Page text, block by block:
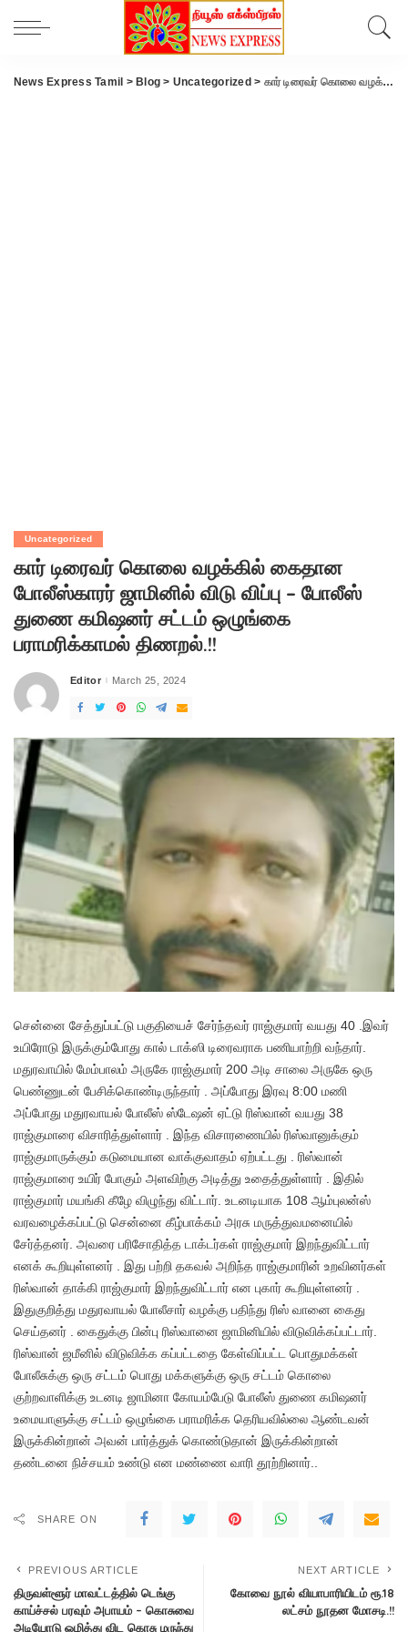
News Express Tamil > Blog > Uncategorized > கார் டிரைவர் கொலை வழக்கில் கைதான போலீஸ்காரர் ஜாமினில் விடு விப்பு – போலீஸ் துணை கமிஷனர் சட்டம் ஒழுங்கை பராமரிக்காமல் திணறல்.!!
Uncategorized
கார் டிரைவர் கொலை வழக்கில் கைதான
போலீஸ்காரர் ஜாமினில் விடு விப்பு – போலீஸ்
துணை கமிஷனர் சட்டம் ஒழுங்கை
பராமரிக்காமல் திணறல்.!!
Posted
Editor March 25, 2024
சென்னை சேத்துப்பட்டு பகுதியைச் சேர்ந்தவர் ராஜ்குமார் வயது 40 .இவர்
உயிரோடு இருக்கும்போது கால் டாக்ஸி டிரைவராக பணியாற்றி வந்தார்.
மதுரவாயில் மேம்பாலம் அருகே ராஜ்குமார் 200 அடி சாலை அருகே ஒரு
பெண்ணுடன் பேசிக்கொண்டிருந்தார் . அப்போது இரவு 8:00 மணி
அப்போது மதுரவாயல் போலீஸ் ஸ்டேஷன் ஏட்டு ரிஸ்வான் வயது 38
ராஜ்குமாரை விசாரித்துள்ளார் . இந்த விசாரணையில் ரிஸ்வானுக்கும்
ராஜ்குமாருக்கும் கடுமையான வாக்குவாதம் ஏற்பட்டது . ரிஸ்வான்
ராஜ்குமாரை உயிர் போகும் அளவிற்கு அடித்து உதைத்துள்ளார் . இதில்
ராஜ்குமார் மயங்கி கீழே விழுந்து விட்டார். உடனடியாக 108 ஆம்புலன்ஸ்
வரவழைக்கப்பட்டு சென்னை கீழ்பாக்கம் அரசு மருத்துவமனையில்
சேர்த்தனர். அவரை பரிசோதித்த டாக்டர்கள் ராஜ்குமார் இறந்துவிட்டார்
எனக் கூறியுள்ளனர் . இது பற்றி தகவல் அறிந்த ராஜ்குமாரின் உறவினர்கள்
ரிஸ்வான் தாக்கி ராஜ்குமார் இறந்துவிட்டார் என புகார் கூறியுள்ளனர் .
இதுகுறித்து மதுரவாயல் போலீசார் வழக்கு பதிந்து ரிஸ் வானை கைது
செய்தனர் . கைதுக்கு பின்பு ரிஸ்வானை ஜாமினியில் விடுவிக்கப்பட்டார்.
ரிஸ்வான் ஜமீனில் விடுவிக்க கப்பட்டதை கேள்விப்பட்ட பொதுமக்கள்
போலீசுக்கு ஒரு சட்டம் பொது மக்களுக்கு ஒரு சட்டம் கொலை
குற்றவாளிக்கு உடனடி ஜாமினா கோயம்பேடு போலீஸ் துணை கமிஷனர்
உமையாளுக்கு சட்டம் ஒழுங்கை பராமரிக்க தெரியவில்லை ஆண்டவன்
இருக்கின்றான் அவன் பார்த்துக் கொண்டுதான் இருக்கின்றான்
தண்டனை நிச்சயம் உண்டு என மண்ணை வாரி தூற்றினார்..
SHARE ON
PREVIOUS ARTICLE
திருவள்ளூர் மாவட்டத்தில் டெங்கு
காய்ச்சல் பரவும் அபாயம் – கொசுவை
அடியோடு ஒழித்து விட கொசு மருந்து
NEXT ARTICLE
கோவை நூல் வியாபாரியிடம் ரூ.18
லட்சம் நூதன மோசடி.!!